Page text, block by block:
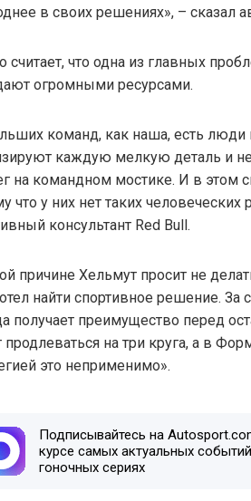
в своих решениях», – сказал
считает, что одна из главных
огромными ресурсами.
команд, как наша, есть люди
каждую мелкую деталь и
на командном мостике. И в этом
что у них нет таких человеческих
консультант Red Bull.
причине Хельмут просит не
найти спортивное решение.
получает преимущество перед
продлеваться на три круга, а в
это неприменимо».
Подписывайтесь на
курсе самых актуальных
гоночных сериях